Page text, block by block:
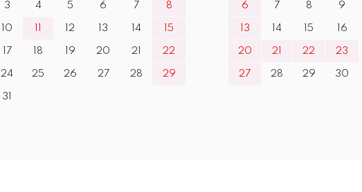
3 4 5 6 7 8
10 12 13 14 15
17 18 19 20 21 22
24 25 26 27 28 29
31
6 7 8 9
13 14 15 16
20 21 22 23
27 28 29 30